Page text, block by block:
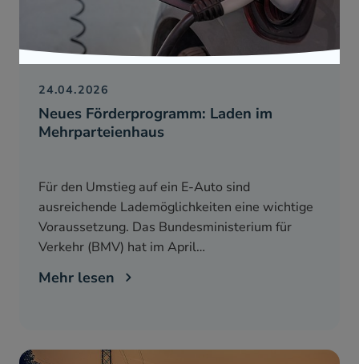
Neues Förderprogramm: Laden im
Mehrparteienhaus
24.04.2026
Für den Umstieg auf ein E-Auto sind
ausreichende Lademöglichkeiten eine wichtige
Voraussetzung. Das Bundesministerium für
Verkehr (BMV) hat im April…
Mehr lesen